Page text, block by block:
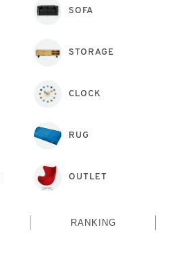
SOFA
STORAGE
CLOCK
RUG
OUTLET
RANKING